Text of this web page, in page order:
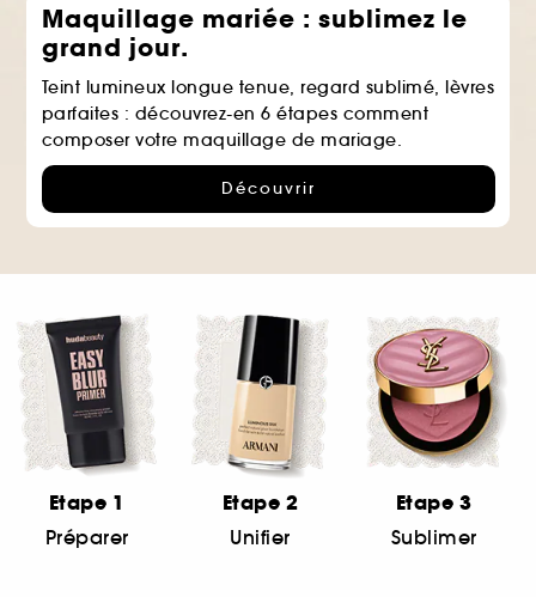
Maquillage mariée : sublimez le
grand jour.
Teint lumineux longue tenue, regard sublimé, lèvres
parfaites : découvrez-en 6 étapes comment
composer votre maquillage de mariage.
Découvrir
Etape 1
Préparer
Etape 2
Unifier
Etape 3
Sublimer